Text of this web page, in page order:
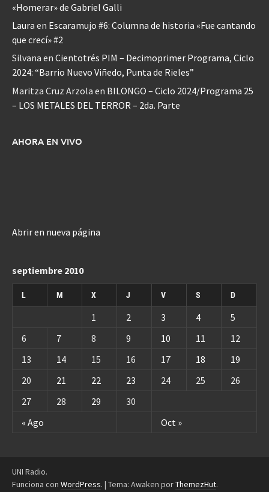
«Homerar» de Gabriel Galli
Laura en Escaramujo #6: Columna de historia «Fue cantando
que crecí» #2
Silvana en Cientotrés PIM – Decimoprimer Programa, Ciclo
2024: “Barrio Nuevo Viñedo, Punta de Rieles”
Maritza Cruz Arzola en BILONGO – Ciclo 2024/Programa 25
– LOS METALES DEL TERROR – 2da. Parte
AHORA EN VIVO
Abrir en nueva página
septiembre 2010
L M X J V S D
« Ago Oct »
1 2 3 4
5
6
7 8 9 10 11
12
13
14 15 16 17 18
19
20
21 22 23 24 25
26
27
28 29 30
UNI Radio.
Funciona con WordPress. | Tema: Awaken porThemezHut.